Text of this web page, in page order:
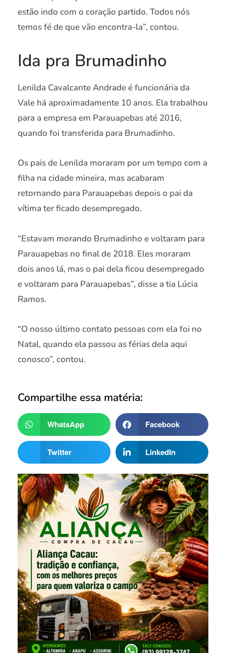
estão indo com o coração partido. Todos nós
temos fé de que vão encontra-la”, contou.
Ida pra Brumadinho
Lenilda Cavalcante Andrade é funcionária da
Vale há aproximadamente 10 anos. Ela trabalhou
para a empresa em Parauapebas até 2016,
quando foi transferida para Brumadinho.
Os pais de Lenilda moraram por um tempo com a
filha na cidade mineira, mas acabaram
retornando para Parauapebas depois o pai da
vítima ter ficado desempregado.
“Estavam morando Brumadinho e voltaram para
Parauapebas no final de 2018. Eles moraram
dois anos lá, mas o pai dela ficou desempregado
e voltaram para Parauapebas”, disse a tia Lúcia
Ramos.
“O nosso último contato pessoas com ela foi no
Natal, quando ela passou as férias dela aqui
conosco”, contou.
Compartilhe essa matéria:
WhatsApp Facebook
Twitter LinkedIn